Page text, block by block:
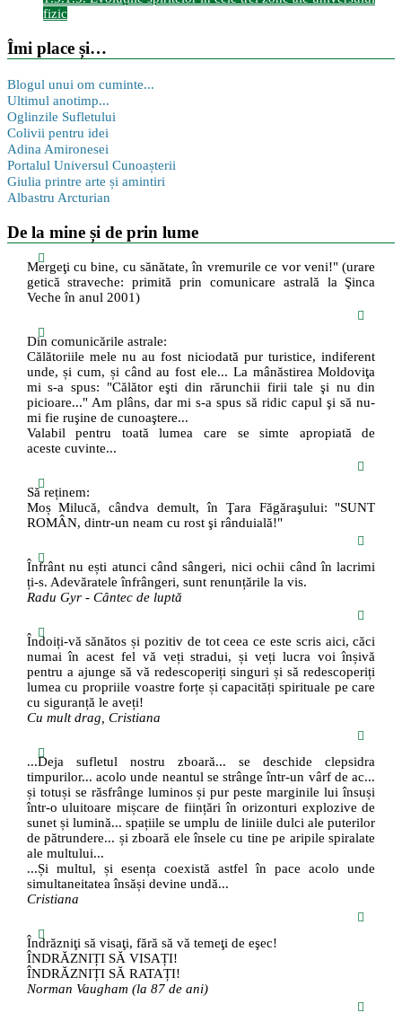
fizic
Îmi place și…
Blogul unui om cuminte...
Ultimul anotimp...
Oglinzile Sufletului
Colivii pentru idei
Adina Amironesei
Portalul Universul Cunoașterii
Giulia printre arte și amintiri
Albastru Arcturian
De la mine și de prin lume
Mergeţi cu bine, cu sănătate, în vremurile ce vor veni!" (urare
getică straveche: primită prin comunicare astrală la Şinca
Veche în anul 2001)
Din comunicările astrale:
Călătoriile mele nu au fost niciodată pur turistice, indiferent
unde, și cum, și când au fost ele... La mânăstirea Moldoviţa
mi s-a spus: "Călător eşti din rărunchii firii tale şi nu din
picioare..." Am plâns, dar mi s-a spus să ridic capul şi să nu-
mi fie ruşine de cunoaştere...
Valabil pentru toată lumea care se simte apropiată de
aceste cuvinte...
Să reținem:
Moș Milucă, cândva demult, în Ţara Făgăraşului: "SUNT
ROMÂN, dintr-un neam cu rost şi rânduială!"
Înfrânt nu ești atunci când sângeri, nici ochii când în lacrimi
ți-s. Adevăratele înfrângeri, sunt renunțările la vis.
Radu Gyr - Cântec de luptă
Îndoiți-vă sănătos și pozitiv de tot ceea ce este scris aici, căci
numai în acest fel vă veți stradui, și veți lucra voi înșivă
pentru a ajunge să vă redescoperiți singuri și să redescoperiți
lumea cu propriile voastre forțe și capacități spirituale pe care
cu siguranță le aveți!
Cu mult drag, Cristiana
...Deja sufletul nostru zboară... se deschide clepsidra
timpurilor... acolo unde neantul se strânge într-un vârf de ac...
și totuși se răsfrânge luminos și pur peste marginile lui însuși
într-o uluitoare mișcare de ființări în orizonturi explozive de
sunet și lumină... spațiile se umplu de liniile dulci ale puterilor
de pătrundere... și zboară ele însele cu tine pe aripile spiralate
ale multului...
...Și multul, și esența coexistă astfel în pace acolo unde
simultaneitatea însăși devine undă...
Cristiana
Îndrăzniţi să visaţi, fără să vă temeţi de eşec!
ÎNDRĂZNIȚI SĂ VISAȚI!
ÎNDRĂZNIȚI SĂ RATAȚI!
Norman Vaugham (la 87 de ani)